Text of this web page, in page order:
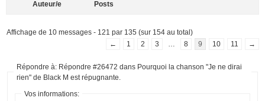
Auteur/e Posts
Affichage de 10 messages - 121 par 135 (sur 154 au total)
←
1 2 3 8 9 10 11 →
Répondre à: Répondre #26472 dans Pourquoi la chanson "Je ne dirai
rien" de Black M est répugnante.
Vos informations: